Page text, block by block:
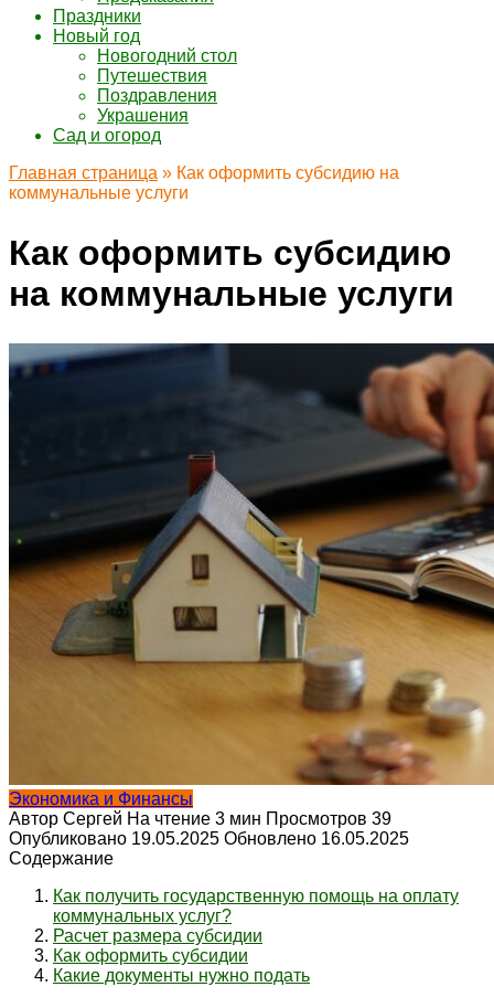
Праздники
Новый год
Новогодний стол
Путешествия
Поздравления
Украшения
Сад и огород
Главная страница » Как оформить субсидию на
коммунальные услуги
Как оформить субсидию
на коммунальные услуги
Экономика и Финансы
Автор Сергей На чтение 3 мин Просмотров 39
Опубликовано 19.05.2025 Обновлено 16.05.2025
Содержание
Как получить государственную помощь на оплату
коммунальных услуг?
Расчет размера субсидии
Как оформить субсидии
Какие документы нужно подать